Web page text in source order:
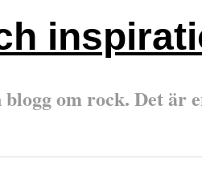
om rock. Det är